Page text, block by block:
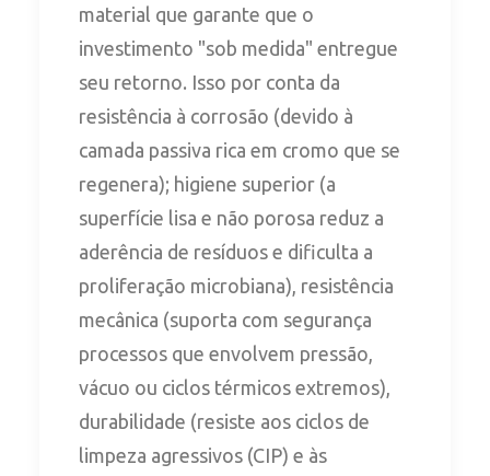
material que garante que o
investimento "sob medida" entregue
seu retorno. Isso por conta da
resistência à corrosão (devido à
camada passiva rica em cromo que se
regenera); higiene superior (a
superfície lisa e não porosa reduz a
aderência de resíduos e dificulta a
proliferação microbiana), resistência
mecânica (suporta com segurança
processos que envolvem pressão,
vácuo ou ciclos térmicos extremos),
durabilidade (resiste aos ciclos de
limpeza agressivos (CIP) e às